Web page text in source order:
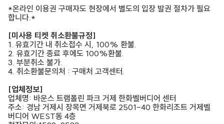
*온라인 이용권 구매자도 현장에서 별도의 입장 발권 절차가 필요
합니다.*
[미사용 티켓 취소환불규정]
1. 유효기간 내 취소접수 시, 100% 환불.
2. 유효기간 종료 후에도 100%환불.
3. 부분취소 불가.
4. 취소환불문의처 : 구매처 고객센터.
[업체정보]
업체명: 바운스 트램폴린 파크 거제 한화벨버디어 센터
주소: 경남 거제시 장목면 거제북로 2501-40 한화리조트 거제벨
버디어 WEST동 4층